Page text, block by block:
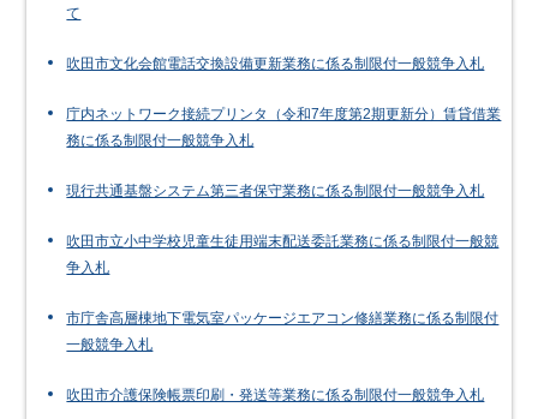
て
吹田市文化会館電話交換設備更新業務に係る制限付一般競争入札
庁内ネットワーク接続プリンタ（令和7年度第2期更新分）賃貸借業
務に係る制限付一般競争入札
現行共通基盤システム第三者保守業務に係る制限付一般競争入札
吹田市立小中学校児童生徒用端末配送委託業務に係る制限付一般競
争入札
市庁舎高層棟地下電気室パッケージエアコン修繕業務に係る制限付
一般競争入札
吹田市介護保険帳票印刷・発送等業務に係る制限付一般競争入札